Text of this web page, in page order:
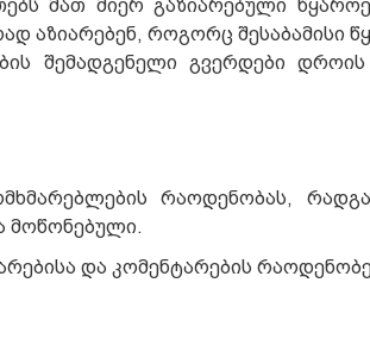
მათ მიერ გაზიარებული
აზიარებენ, როგორც შესაბამისი
შემადგენელი გვერდები
რაოდენობას,
მოწონებული.
და კომენტარების